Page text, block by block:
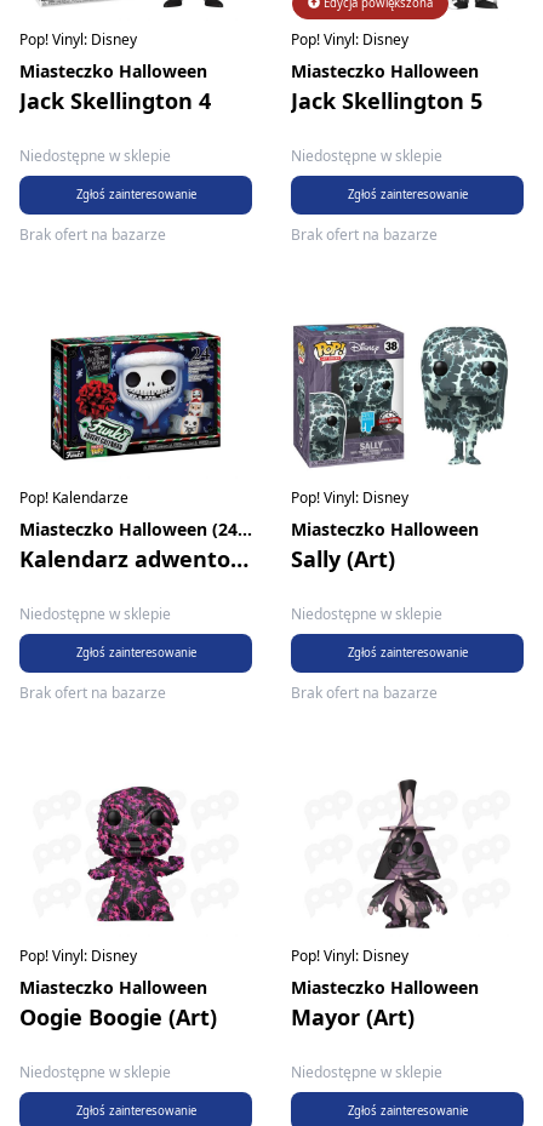
Pop! Vinyl: Disney
Miasteczko Halloween
Jack Skellington 4
Niedostępne w sklepie
Zgłoś zainteresowanie
Brak ofert na bazarze
Pop! Vinyl: Disney
Miasteczko Halloween
Jack Skellington 5
Niedostępne w sklepie
Zgłoś zainteresowanie
Brak ofert na bazarze
Pop! Kalendarze
Miasteczko Halloween (24 figurki)
Kalendarz adwentowy
Niedostępne w sklepie
Zgłoś zainteresowanie
Brak ofert na bazarze
Pop! Vinyl: Disney
Miasteczko Halloween
Sally (Art)
Niedostępne w sklepie
Zgłoś zainteresowanie
Brak ofert na bazarze
Pop! Vinyl: Disney
Miasteczko Halloween
Oogie Boogie (Art)
Niedostępne w sklepie
Zgłoś zainteresowanie
Pop! Vinyl: Disney
Miasteczko Halloween
Mayor (Art)
Niedostępne w sklepie
Zgłoś zainteresowanie